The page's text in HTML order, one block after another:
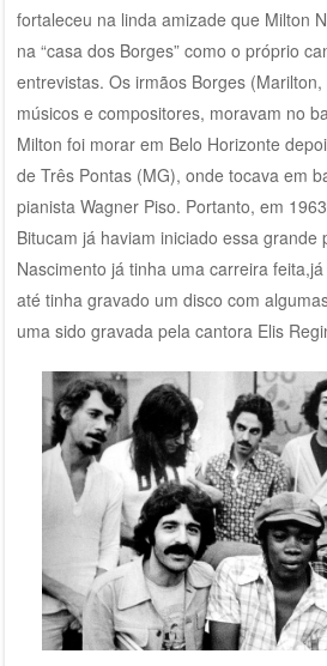
fortaleceu na linda amizade que Milton
na “casa dos Borges” como o próprio
entrevistas. Os irmãos Borges
músicos e compositores, moravam no
Milton foi morar em Belo Horizonte
de Três Pontas (MG), onde tocava em
pianista Wagner Piso. Portanto, em
Bitucam já haviam iniciado essa grande
Nascimento já tinha uma carreira
até tinha gravado um disco com
uma sido gravada pela cantora Elis